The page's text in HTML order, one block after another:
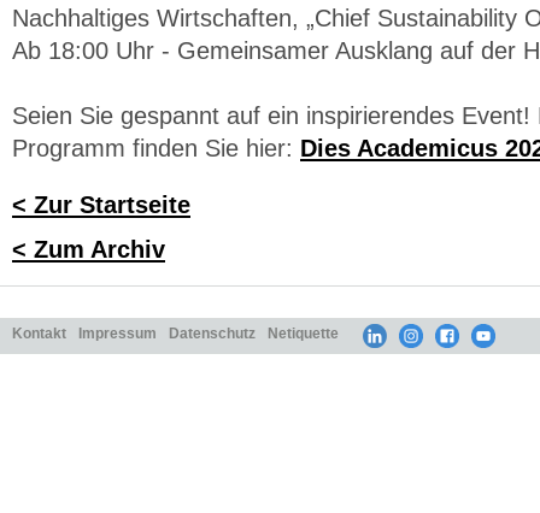
Nachhaltiges Wirtschaften, „Chief Sustainability
Ab 18:00 Uhr - Gemeinsamer Ausklang auf der
Seien Sie gespannt auf ein inspirierendes Event!
Programm finden Sie hier: Dies Academicus
< Zur Startseite
< Zum Archiv
Kontakt Impressum Datenschutz Netiquette